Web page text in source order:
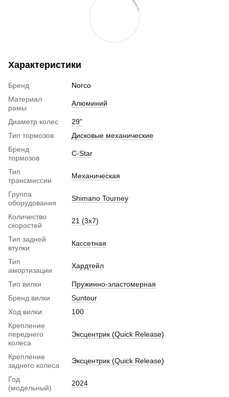
Характеристики
Бренд
Norco
Материал
рамы
Алюминий
Диаметр колес
29"
Тип тормозов
Дисковые механические
Бренд
тормозов
C-Star
Тип
трансмиссии
Механическая
Группа
оборудования
Shimano Tourney
Количество
скоростей
21 (3х7)
Тип задней
втулки
Кассетная
Тип
амортизации
Хардтейл
Тип вилки
Пружинно-эластомерная
Бренд вилки
Suntour
Ход вилки
100
Крепление
переднего
колеса
Эксцентрик (Quick Release)
Крепление
заднего колеса
Эксцентрик (Quick Release)
Год
(модельный)
2024